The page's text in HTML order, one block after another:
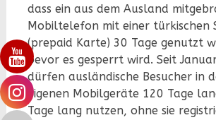
dass ein aus dem Ausland
Mobiltelefon mit einer türkischen
(prepaid Karte) 30 Tage genutzt
bevor es gesperrt wird. Seit
dürfen ausländische Besucher in
eigenen Mobilgeräte 120 Tage
Tage lang nutzen, ohne sie